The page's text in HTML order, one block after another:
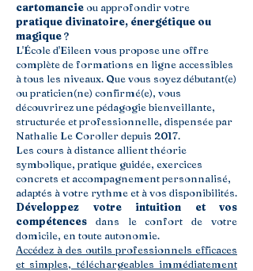
cartomancie ou approfondir votre
pratique divinatoire, énergétique ou
magique?
L'École d'Eileen vous propose une offre
complète de formations en ligne accessibles
à tous les niveaux. Que vous soyez débutant(e)
ou praticien(ne) confirmé(e), vous
découvrirez une pédagogie bienveillante,
structurée et professionnelle, dispensée par
Nathalie Le Coroller depuis 2017.
Les cours à distance allient théorie
symbolique, pratique guidée, exercices
concrets et accompagnement personnalisé,
adaptés à votre rythme et à vos disponibilités.
Développez votre intuition et vos
compétences dans le confort de votre
domicile, en toute autonomie.
Accédez à des outils professionnels efficaces
et simples, téléchargeables immédiatement